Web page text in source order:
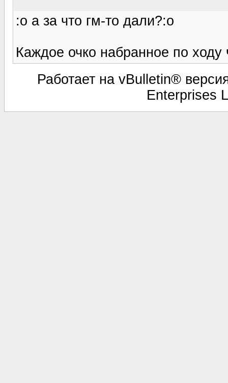
:o а за что гм-то дали?:o
Каждое очко набранное по
Работает на vBulletin®
Enterprises